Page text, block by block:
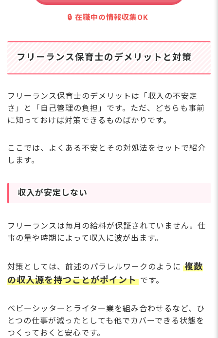
🔒 在職中の情報収集OK
フリーランス保育士のデメリットと対策
フリーランス保育士のデメリットは「収入の不安定
さ」と「自己管理の負担」です。ただ、どちらも事前
に知っておけば対策できるものばかりです。
ここでは、よくある不安とその対処法をセットで紹介
します。
収入が安定しない
フリーランスは毎月の給料が保証されていません。仕
事の量や時期によって収入に波が出ます。
対策としては、前述のパラレルワークのように 複数
の収入源を持つことがポイント です。
ベビーシッターとライター業を組み合わせるなど、ひ
とつの仕事が減ったとしても他でカバーできる状態を
つくっておくと安心です。